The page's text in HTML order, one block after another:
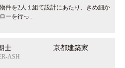
件を2人１組て設計にあたり、きめ細か
ーを行っ...
朝士 京都建築家
ASH